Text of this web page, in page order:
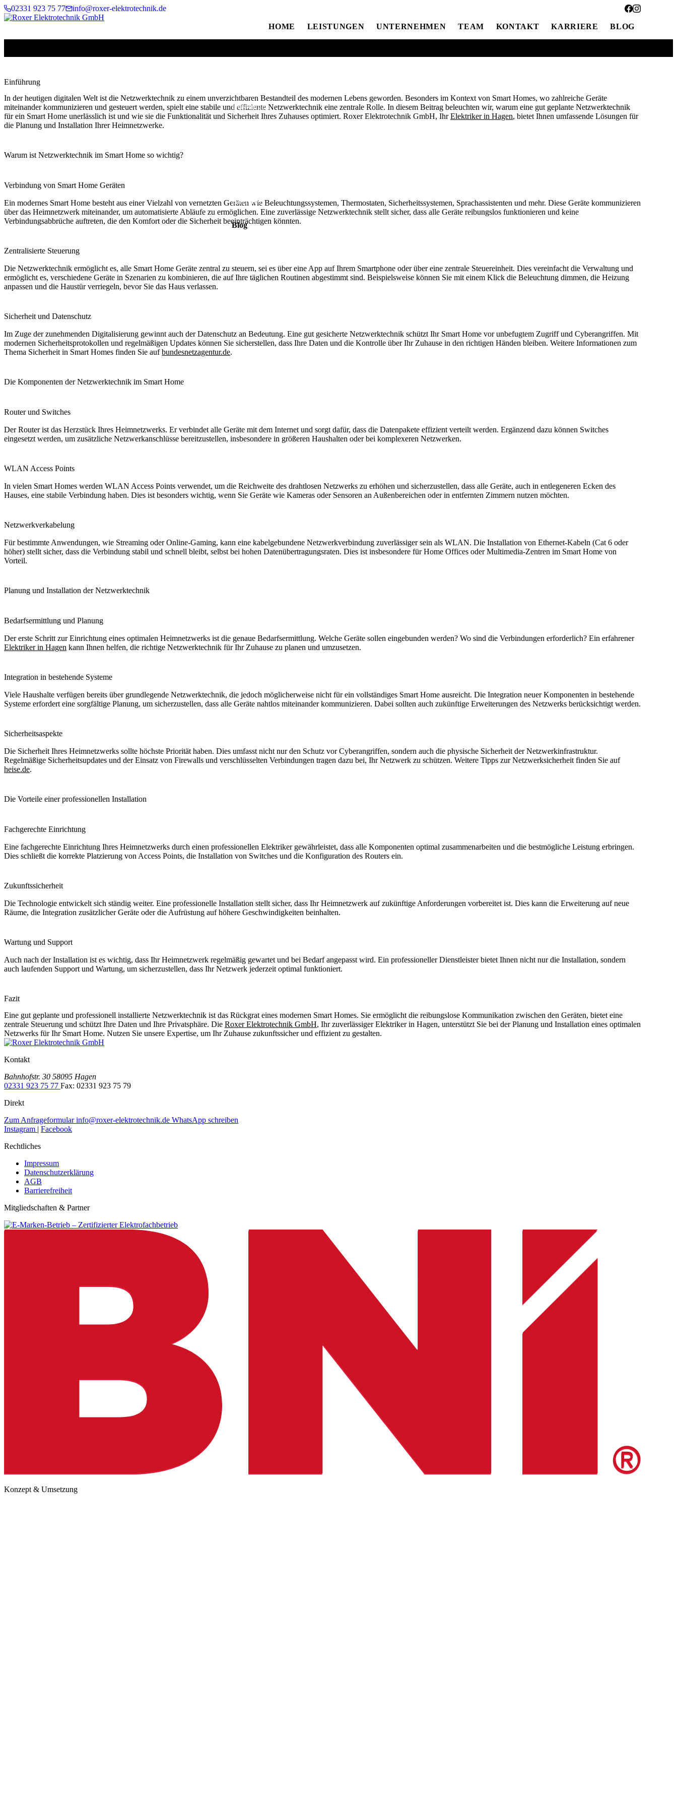
Zum Inhalt springen
02331 923 75 77 info@roxer-elektrotechnik.de
HOME LEISTUNGEN UNTERNEHMEN TEAM KONTAKT KARRIERE BLOG
Leistungen
Karriere
Blog
Einführung
In der heutigen digitalen Welt ist die Netzwerktechnik zu einem unverzichtbaren Bestandteil des modernen Lebens geworden. Besonders im Kontext von Smart Homes, wo zahlreiche Geräte
miteinander kommunizieren und gesteuert werden, spielt eine stabile und effiziente Netzwerktechnik eine zentrale Rolle. In diesem Beitrag beleuchten wir, warum eine gut geplante Netzwerktechnik
für ein Smart Home unerlässlich ist und wie sie die Funktionalität und Sicherheit Ihres Zuhauses optimiert. Roxer Elektrotechnik GmbH, IhrElektriker in Hagen, bietet Ihnen umfassende Lösungen für
die Planung und Installation Ihrer Heimnetzwerke.
Warum ist Netzwerktechnik im Smart Home so wichtig?
Verbindung von Smart Home Geräten
Ein modernes Smart Home besteht aus einer Vielzahl von vernetzten Geräten wie Beleuchtungssystemen, Thermostaten, Sicherheitssystemen, Sprachassistenten und mehr. Diese Geräte kommunizieren
über das Heimnetzwerk miteinander, um automatisierte Abläufe zu ermöglichen. Eine zuverlässige Netzwerktechnik stellt sicher, dass alle Geräte reibungslos funktionieren und keine
Verbindungsabbrüche auftreten, die den Komfort oder die Sicherheit beeinträchtigen könnten.
Zentralisierte Steuerung
Die Netzwerktechnik ermöglicht es, alle Smart Home Geräte zentral zu steuern, sei es über eine App auf Ihrem Smartphone oder über eine zentrale Steuereinheit. Dies vereinfacht die Verwaltung und
ermöglicht es, verschiedene Geräte in Szenarien zu kombinieren, die auf Ihre täglichen Routinen abgestimmt sind. Beispielsweise können Sie mit einem Klick die Beleuchtung dimmen, die Heizung
anpassen und die Haustür verriegeln, bevor Sie das Haus verlassen.
Sicherheit und Datenschutz
Im Zuge der zunehmenden Digitalisierung gewinnt auch der Datenschutz an Bedeutung. Eine gut gesicherte Netzwerktechnik schützt Ihr Smart Home vor unbefugtem Zugriff und Cyberangriffen. Mit
modernen Sicherheitsprotokollen und regelmäßigen Updates können Sie sicherstellen, dass Ihre Daten und die Kontrolle über Ihr Zuhause in den richtigen Händen bleiben. Weitere Informationen zum
Thema Sicherheit in Smart Homes finden Sie aufbundesnetzagentur.de.
Die Komponenten der Netzwerktechnik im Smart Home
Router und Switches
Der Router ist das Herzstück Ihres Heimnetzwerks. Er verbindet alle Geräte mit dem Internet und sorgt dafür, dass die Datenpakete effizient verteilt werden. Ergänzend dazu können Switches
eingesetzt werden, um zusätzliche Netzwerkanschlüsse bereitzustellen, insbesondere in größeren Haushalten oder bei komplexeren Netzwerken.
WLAN Access Points
In vielen Smart Homes werden WLAN Access Points verwendet, um die Reichweite des drahtlosen Netzwerks zu erhöhen und sicherzustellen, dass alle Geräte, auch in entlegeneren Ecken des
Hauses, eine stabile Verbindung haben. Dies ist besonders wichtig, wenn Sie Geräte wie Kameras oder Sensoren an Außenbereichen oder in entfernten Zimmern nutzen möchten.
Netzwerkverkabelung
Für bestimmte Anwendungen, wie Streaming oder Online-Gaming, kann eine kabelgebundene Netzwerkverbindung zuverlässiger sein als WLAN. Die Installation von Ethernet-Kabeln (Cat 6 oder
höher) stellt sicher, dass die Verbindung stabil und schnell bleibt, selbst bei hohen Datenübertragungsraten. Dies ist insbesondere für Home Offices oder Multimedia-Zentren im Smart Home von
Vorteil.
Planung und Installation der Netzwerktechnik
Bedarfsermittlung und Planung
Der erste Schritt zur Einrichtung eines optimalen Heimnetzwerks ist die genaue Bedarfsermittlung. Welche Geräte sollen eingebunden werden? Wo sind die Verbindungen erforderlich? Ein erfahrener
Elektriker in Hagen kann Ihnen helfen, die richtige Netzwerktechnik für Ihr Zuhause zu planen und umzusetzen.
Integration in bestehende Systeme
Viele Haushalte verfügen bereits über grundlegende Netzwerktechnik, die jedoch möglicherweise nicht für ein vollständiges Smart Home ausreicht. Die Integration neuer Komponenten in bestehende
Systeme erfordert eine sorgfältige Planung, um sicherzustellen, dass alle Geräte nahtlos miteinander kommunizieren. Dabei sollten auch zukünftige Erweiterungen des Netzwerks berücksichtigt werden.
Sicherheitsaspekte
Die Sicherheit Ihres Heimnetzwerks sollte höchste Priorität haben. Dies umfasst nicht nur den Schutz vor Cyberangriffen, sondern auch die physische Sicherheit der Netzwerkinfrastruktur.
Regelmäßige Sicherheitsupdates und der Einsatz von Firewalls und verschlüsselten Verbindungen tragen dazu bei, Ihr Netzwerk zu schützen. Weitere Tipps zur Netzwerksicherheit finden Sie auf
heise.de.
Die Vorteile einer professionellen Installation
Fachgerechte Einrichtung
Eine fachgerechte Einrichtung Ihres Heimnetzwerks durch einen professionellen Elektriker gewährleistet, dass alle Komponenten optimal zusammenarbeiten und die bestmögliche Leistung erbringen.
Dies schließt die korrekte Platzierung von Access Points, die Installation von Switches und die Konfiguration des Routers ein.
Zukunftssicherheit
Die Technologie entwickelt sich ständig weiter. Eine professionelle Installation stellt sicher, dass Ihr Heimnetzwerk auf zukünftige Anforderungen vorbereitet ist. Dies kann die Erweiterung auf neue
Räume, die Integration zusätzlicher Geräte oder die Aufrüstung auf höhere Geschwindigkeiten beinhalten.
Wartung und Support
Auch nach der Installation ist es wichtig, dass Ihr Heimnetzwerk regelmäßig gewartet und bei Bedarf angepasst wird. Ein professioneller Dienstleister bietet Ihnen nicht nur die Installation, sondern
auch laufenden Support und Wartung, um sicherzustellen, dass Ihr Netzwerk jederzeit optimal funktioniert.
Fazit
Eine gut geplante und professionell installierte Netzwerktechnik ist das Rückgrat eines modernen Smart Homes. Sie ermöglicht die reibungslose Kommunikation zwischen den Geräten, bietet eine
zentrale Steuerung und schützt Ihre Daten und Ihre Privatsphäre. Die Roxer Elektrotechnik GmbH, Ihr zuverlässiger Elektriker in Hagen, unterstützt Sie bei der Planung und Installation eines optimalen
Netzwerks für Ihr Smart Home. Nutzen Sie unsere Expertise, um Ihr Zuhause zukunftssicher und effizient zu gestalten.
Kontakt
Bahnhofstr. 30 58095 Hagen
02331 923 75 77 Fax: 02331 923 75 79
Direkt
Zum Anfrageformularinfo@roxer-elektrotechnik.de WhatsApp schreiben
Instagram | Facebook
Rechtliches
Impressum
Datenschutzerklärung
AGB
Barrierefreiheit
Mitgliedschaften & Partner
Konzept & Umsetzung